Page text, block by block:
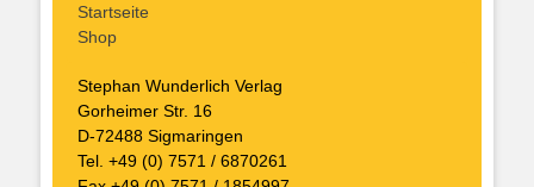
Startseite
Shop
Stephan Wunderlich Verlag
Gorheimer Str. 16
D-72488 Sigmaringen
Tel. +49 (0) 7571 / 6870261